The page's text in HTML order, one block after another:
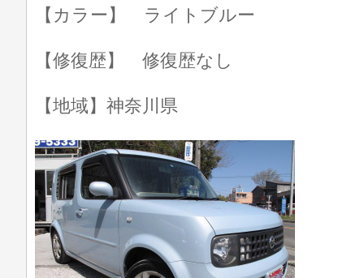
【カラー】 ライトブルー
【修復歴】 修復歴なし
【地域】神奈川県